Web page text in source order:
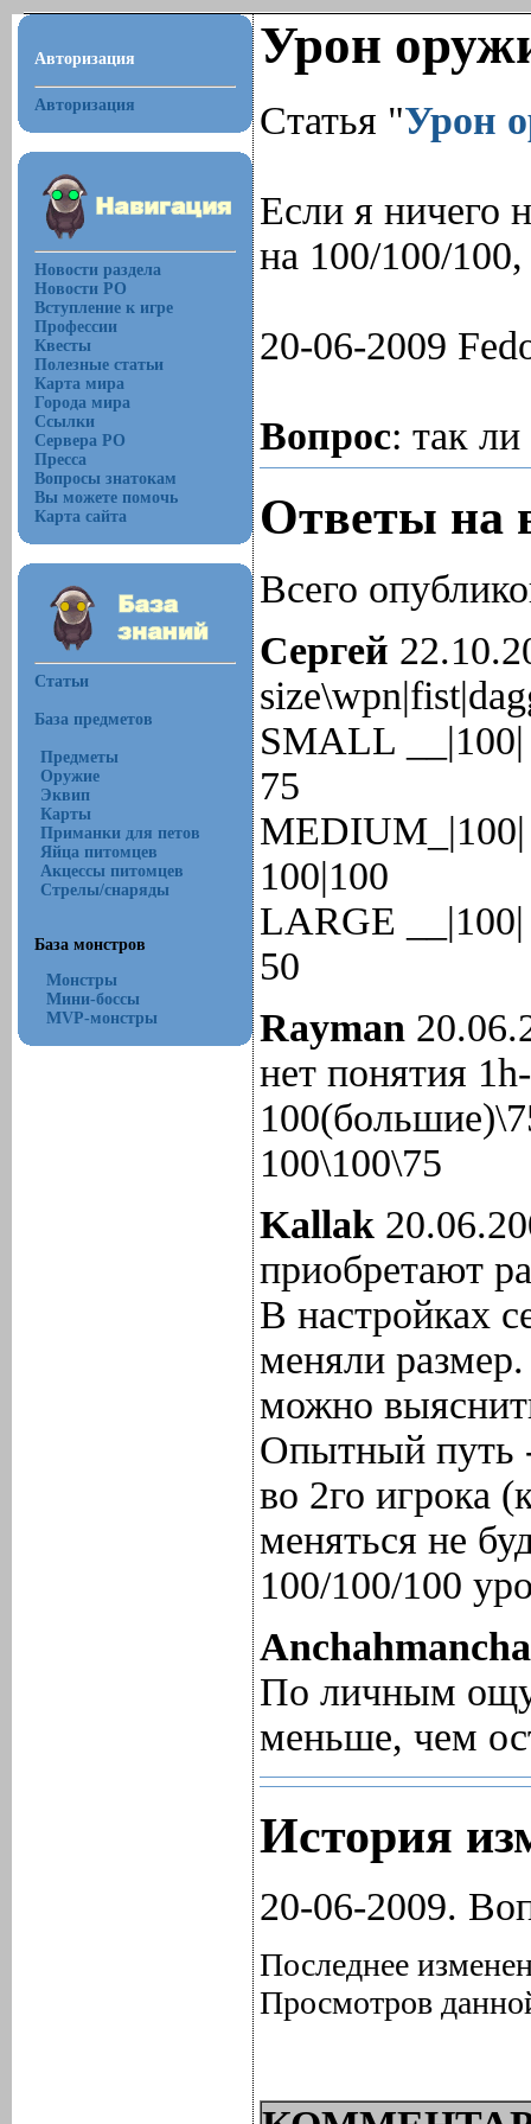
Авторизация
Авторизация
Новости раздела
Новости РО
Вступление к игре
Профессии
Квесты
Полезные статьи
Карта мира
Города мира
Ссылки
Сервера РО
Пресса
Вопросы знатокам
Вы можете помочь
Карта сайта
Статьи
База предметов
Предметы
Оружие
Эквип
Карты
Приманки для петов
Яйца питомцев
Акцессы питомцев
Стрелы/снаряды
База монстров
Монстры
Мини-боссы
MVP-монстры
Урон
Статья "Урон
Если я ничего
на 100/100/
20-06-2009
Вопрос: так ли
Ответы на
Всего
Сергей
SMALL __|100|
75
MEDIUM_|100|
100|100
LARGE __|100|
50
Rayman
нет понятия
100\100\75
Kallak
приобретают
В настройках
меняли
можно
Опытный путь -
во 2го игрока
меняться не
100/100/100
Anchahmancha
По личным
меньше, чем
История
20-06-2009.
Последнее
Просмотров